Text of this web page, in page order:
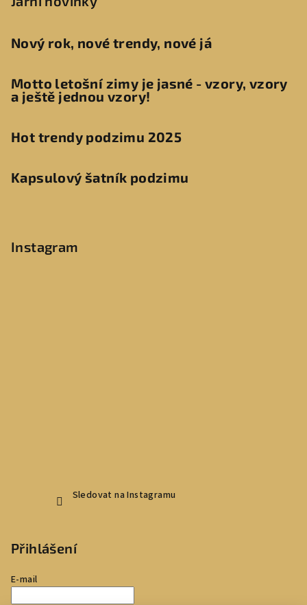
Nový rok, nové trendy, nové já
Motto letošní zimy je jasné - vzory, vzory
a ještě jednou vzory!
Hot trendy podzimu 2025
Kapsulový šatník podzimu
Instagram
Sledovat na Instagramu
Přihlášení
E-mail